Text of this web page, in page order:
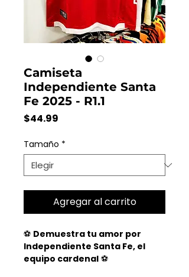
Camiseta
Independiente Santa
Fe 2025 - R1.1
$44.99
Tamaño *
Agregar al carrito
⚽ Demuestra tu amor por
Independiente Santa Fe, el
equipo cardenal ⚽